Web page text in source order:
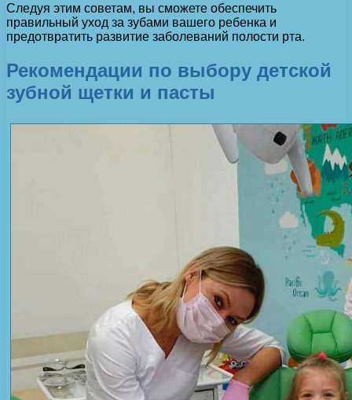
Следуя этим советам, вы сможете обеспечить
правильный уход за зубами вашего ребенка и
предотвратить развитие заболеваний полости рта.
Рекомендации по выбору детской
зубной щетки и пасты